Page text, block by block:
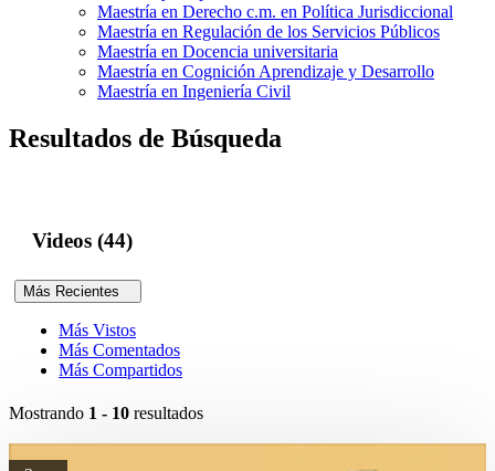
Maestría en Derecho c.m. en Política Jurisdiccional
Maestría en Regulación de los Servicios Públicos
Maestría en Docencia universitaria
Maestría en Cognición Aprendizaje y Desarrollo
Maestría en Ingeniería Civil
Resultados de Búsqueda
Videos (44)
Más Recientes
Más Vistos
Más Comentados
Más Compartidos
Mostrando 1 - 10 resultados